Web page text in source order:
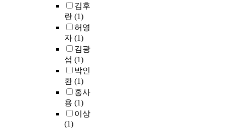
김후
란 (1)
허영
자 (1)
김광
섭 (1)
박인
환 (1)
홍사
용 (1)
이상
(1)